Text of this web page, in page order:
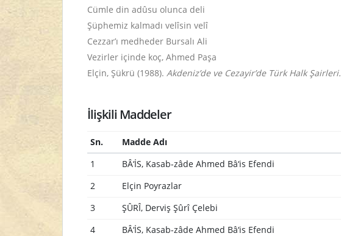
Cümle din adûsu olunca deli
Şüphemiz kalmadı velîsin velî
Cezzar’ı medheder Bursalı Ali
Vezirler içinde koç, Ahmed Paşa
Elçin, Şükrü (1988). Akdeniz’de ve Cezayir’de Türk Halk Şairleri.
İlişkili Maddeler
Sn. Madde Adı
1
BÂ‘İS, Kasab-zâde Ahmed Bâ‘is Efendi
2 Elçin Poyrazlar
3 ŞÛRÎ, Derviş Şûrî Çelebi
4 BÂ‘İS, Kasab-zâde Ahmed Bâ‘is Efendi